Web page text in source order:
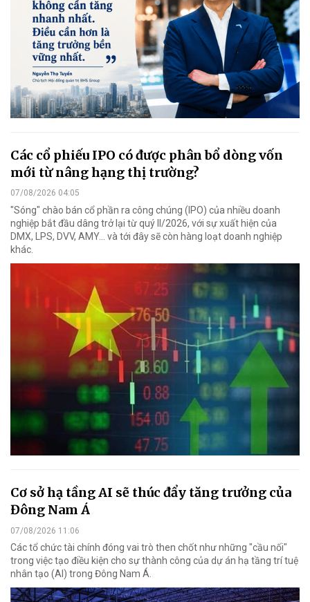
Các cổ phiếu IPO có được phân bổ dòng vốn
mới từ nâng hạng thị trường?
07/08/2026 04:05
"Sóng" chào bán cổ phần ra công chúng (IPO) của nhiều doanh
nghiệp bắt đầu dâng trở lại từ quý II/2026, với sự xuất hiện của
DMX, LPS, DVV, AMY... và tới đây sẽ còn hàng loạt doanh nghiệp
khác.
Cơ sở hạ tầng AI sẽ thúc đẩy tăng trưởng của
Đông Nam Á
07/08/2026 11:06
Các tổ chức tài chính đóng vai trò then chốt như những "cầu nối"
trong việc tạo điều kiện cho sự thành công của dự án hạ tầng trí tuệ
nhân tạo (AI) trong Đông Nam Á.